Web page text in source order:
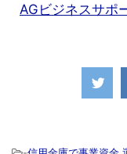
AGビジネスサポ